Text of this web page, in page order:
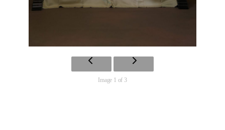
Image 1 of 3